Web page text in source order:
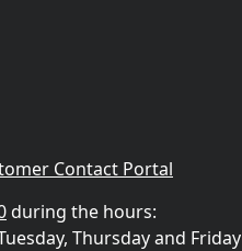
Contact Portal
during the hours:
Thursday and Friday